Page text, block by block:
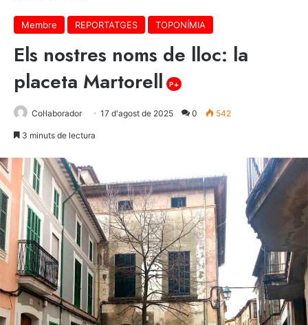
Membre REPORTATGES TOPONÍMIA
Els nostres noms de lloc: la
placeta Martorell
P+
Col·laborador 17 d'agost de 2025 0 542
3 minuts de lectura